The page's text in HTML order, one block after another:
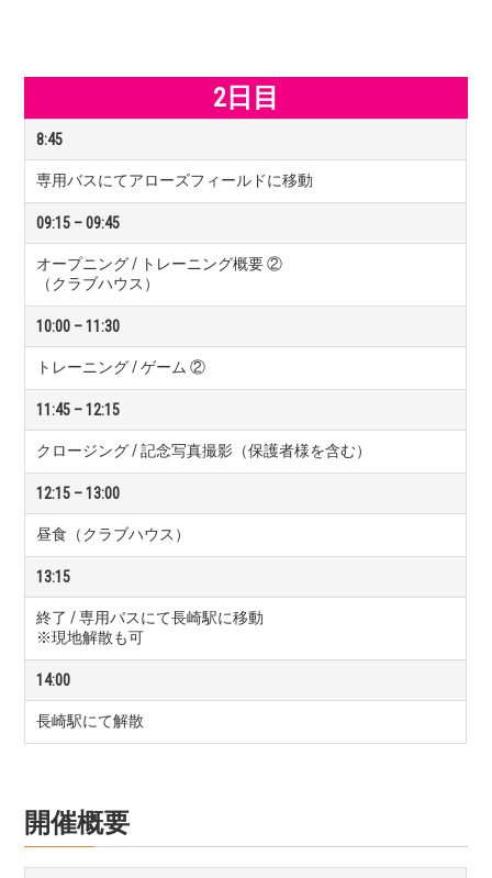
2日目
8:45
専用バスにてアローズフィールドに移動
09:15 – 09:45
オープニング / トレーニング概要 ②
（クラブハウス）
10:00 – 11:30
トレーニング / ゲーム ②
11:45 – 12:15
クロージング / 記念写真撮影（保護者様を含む）
12:15 – 13:00
昼食（クラブハウス）
13:15
終了 / 専用バスにて長崎駅に移動
※現地解散も可
14:00
長崎駅にて解散
開催概要